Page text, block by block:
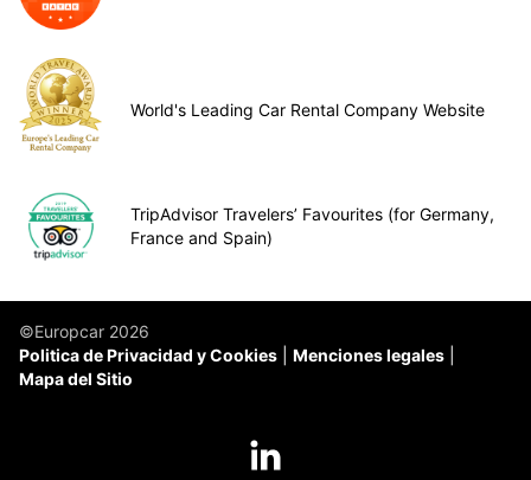
World's Leading Car Rental Company Website
TripAdvisor Travelers’ Favourites (for Germany,
France and Spain)
©Europcar 2026
Politica de Privacidad y Cookies
Menciones legales
Mapa del Sitio